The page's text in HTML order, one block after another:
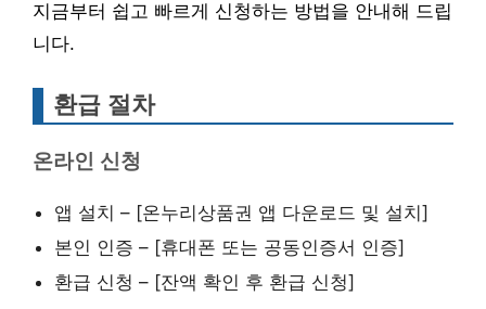
지금부터 쉽고 빠르게 신청하는 방법을 안내해 드립
니다.
환급 절차
온라인 신청
앱 설치 – [온누리상품권 앱 다운로드 및 설치]
본인 인증 – [휴대폰 또는 공동인증서 인증]
환급 신청 – [잔액 확인 후 환급 신청]